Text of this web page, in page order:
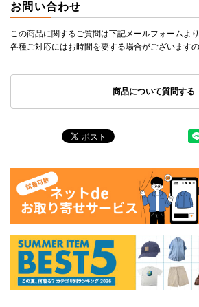
お問い合わせ
この商品に関するご質問は下記メールフォームよ
各種ご対応にはお時間を要する場合がございます
商品について質問する